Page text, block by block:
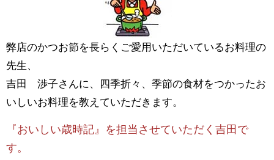
弊店のかつお節を長らくご愛用いただいているお料理の
先生、
吉田 渉子さんに、四季折々、季節の食材をつかったお
いしいお料理を教えていただきます。
『おいしい歳時記』を担当させていただく吉田で
す。